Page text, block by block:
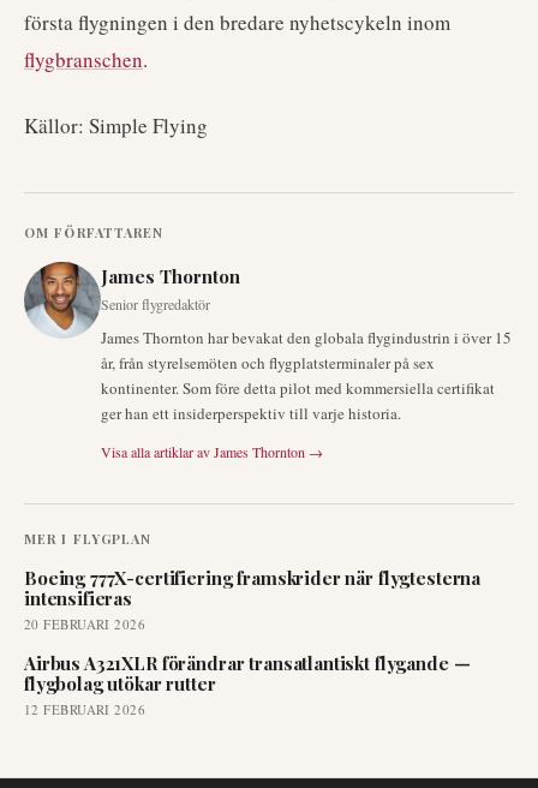
första flygningen i den bredare nyhetscykeln inom
flygbranschen.
Källor: Simple Flying
OM FÖRFATTAREN
James Thornton
Senior flygredaktör
James Thornton har bevakat den globala flygindustrin i över 15
år, från styrelsemöten och flygplatsterminaler på sex
kontinenter. Som före detta pilot med kommersiella certifikat
ger han ett insiderperspektiv till varje historia.
Visa alla artiklar avJames Thornton →
MER I FLYGPLAN
Boeing 777X-certifiering framskrider när flygtesterna
intensifieras
20 FEBRUARI 2026
Airbus A321XLR förändrar transatlantiskt flygande —
flygbolag utökar rutter
12 FEBRUARI 2026